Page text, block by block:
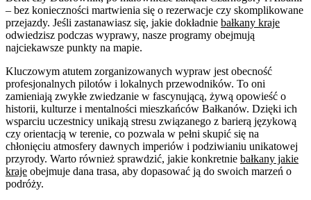
– bez konieczności martwienia się o rezerwacje czy skomplikowane
przejazdy. Jeśli zastanawiasz się, jakie dokładnie bałkany kraje
odwiedzisz podczas wyprawy, nasze programy obejmują
najciekawsze punkty na mapie.
Kluczowym atutem zorganizowanych wypraw jest obecność
profesjonalnych pilotów i lokalnych przewodników. To oni
zamieniają zwykłe zwiedzanie w fascynującą, żywą opowieść o
historii, kulturze i mentalności mieszkańców Bałkanów. Dzięki ich
wsparciu uczestnicy unikają stresu związanego z barierą językową
czy orientacją w terenie, co pozwala w pełni skupić się na
chłonięciu atmosfery dawnych imperiów i podziwianiu unikatowej
przyrody. Warto również sprawdzić, jakie konkretnie bałkany jakie
kraje obejmuje dana trasa, aby dopasować ją do swoich marzeń o
podróży.